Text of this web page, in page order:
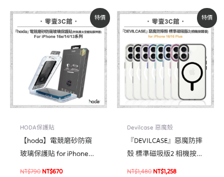
特價
HODA保護貼
【hoda】電競磨砂防窺
玻璃保護貼 for iPhone
16e/14/13 系列(附無塵太
NT$790
原
始
價
格：
NT$670
目
前
價
格：
NT$670。
特價
Devilcase 惡魔殼
『DEVILCASE』惡魔防摔
殼 標準磁吸版2 相機按鍵
版 For iPhone 16/16 Plus
NT$1,480
原
始
價
格：
NT$1,480。
NT$1,258
目
前
價
格：
NT$1,258。